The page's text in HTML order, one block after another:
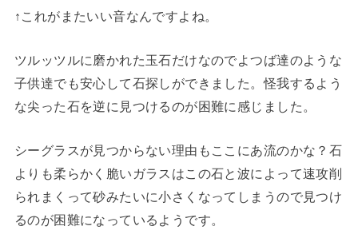
↑これがまたいい音なんですよね。
ツルッツルに磨かれた玉石だけなのでよつば達のような
子供達でも安心して石探しができました。怪我するよう
な尖った石を逆に見つけるのが困難に感じました。
シーグラスが見つからない理由もここにあ流のかな？石
よりも柔らかく脆いガラスはこの石と波によって速攻削
られまくって砂みたいに小さくなってしまうので見つけ
るのが困難になっているようです。